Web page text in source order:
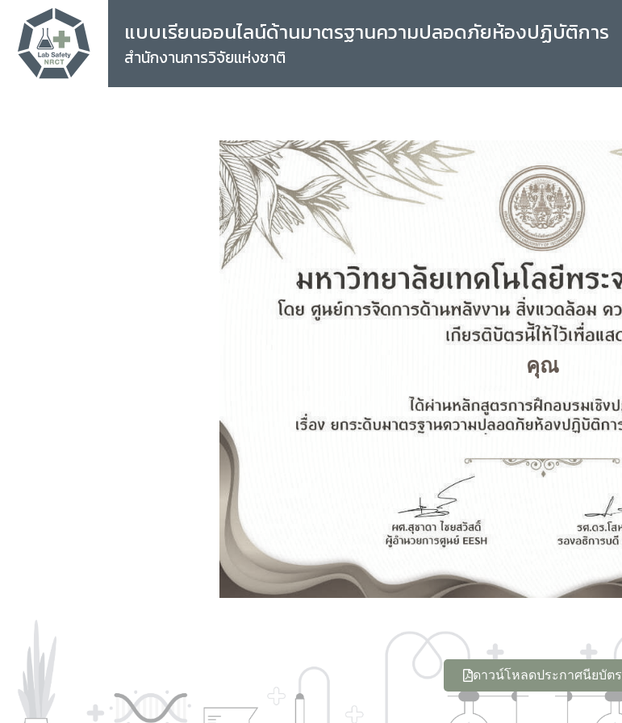
แบบเรียนออนไลน์ด้านมาตรฐานความปลอดภัยห้องปฏิบัติการ
สำนักงานการวิจัยแห่งชาติ
คุณ
ดาวน์โหลดประกาศนียบัตร